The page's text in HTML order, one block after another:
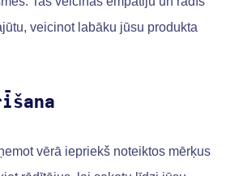
veicinot labāku jūsu produkta
vērā iepriekš noteiktos mērķus